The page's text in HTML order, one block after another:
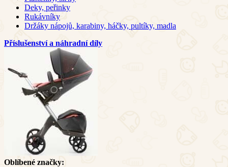
Deky, peřinky
Rukávníky
Držáky nápojů, karabiny, háčky, pultíky, madla
Příslušenství a náhradní díly
Oblíbené značky: